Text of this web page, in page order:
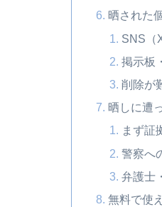
晒された
SNS（
掲示板
削除が
晒しに遭
まず証
警察へ
弁護士
無料で使